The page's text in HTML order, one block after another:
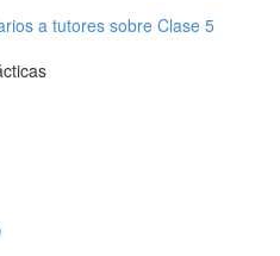
a tutores sobre Clase 5